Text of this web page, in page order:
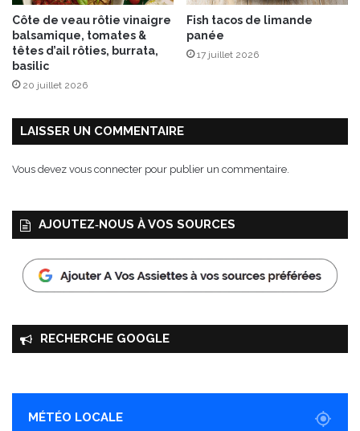
d
i
s
e
Côte de veau rôtie vinaigre
balsamique, tomates &
têtes d’ail rôties, burrata,
basilic
20 juillet 2026
Fish tacos de limande
panée
17 juillet 2026
LAISSER UN COMMENTAIRE
Vous devez vous connecter pour publier un commentaire.
AJOUTEZ‑NOUS À VOS SOURCES
RECHERCHE GOOGLE
MÉTÉO LOCALE